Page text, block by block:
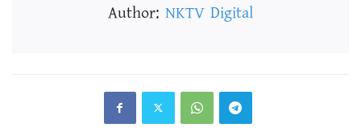
Author: NKTV Digital